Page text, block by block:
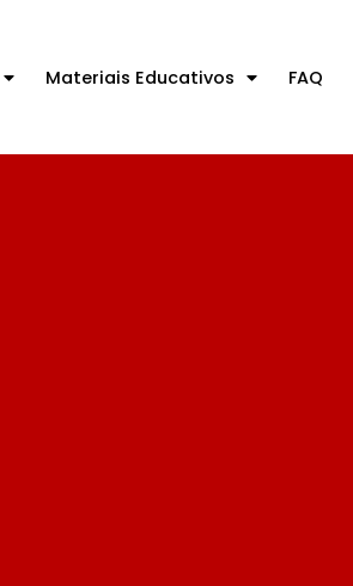
Materiais Educativos FAQ